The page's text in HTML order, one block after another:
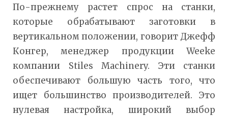
По-прежнему растет спрос на станки,
которые обрабатывают заготовки в
вертикальном положении, говорит Джефф
Конгер, менеджер продукции Weeke
компании Stiles Machinery. Эти станки
обеспечивают большую часть того, что
ищет большинство производителей. Это
нулевая настройка, широкий выбор